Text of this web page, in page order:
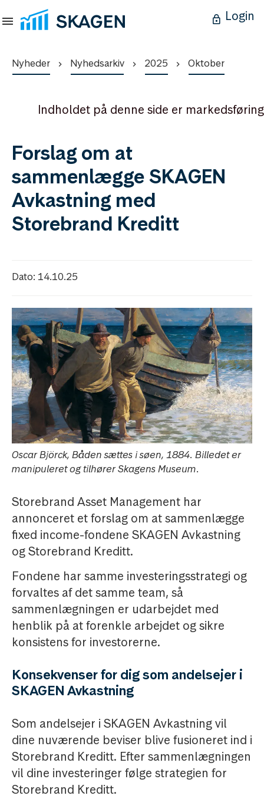
Login
Nyheder Nyhedsarkiv 2025 Oktober
Indholdet på denne side er markedsføring
Forslag om at
sammenlægge SKAGEN
Avkastning med
Storebrand Kreditt
Dato: 14.10.25
Oscar Björck, Båden sættes i søen, 1884. Billedet er
manipuleret og tilhører Skagens Museum.
Storebrand Asset Management har
annonceret et forslag om at sammenlægge
fixed income-fondene SKAGEN Avkastning
og Storebrand Kreditt.
Fondene har samme investeringsstrategi og
forvaltes af det samme team, så
sammenlægningen er udarbejdet med
henblik på at forenkle arbejdet og sikre
konsistens for investorerne.
Konsekvenser for dig som andelsejer i
SKAGEN Avkastning
Som andelsejer i SKAGEN Avkastning vil
dine nuværende beviser blive fusioneret ind i
Storebrand Kreditt. Efter sammenlægningen
vil dine investeringer følge strategien for
Storebrand Kreditt.